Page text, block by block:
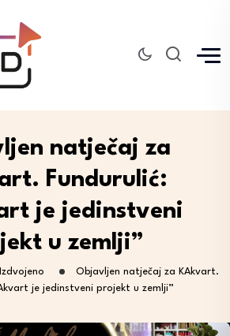
natječaj za
Fundurulić:
je jedinstveni
u zemlji”
Izdvojeno
Objavljen natječaj za KAkvart.
je jedinstveni projekt u zemlji”